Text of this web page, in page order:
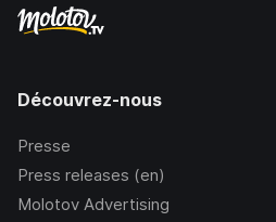
Découvrez-nous
Presse
Press releases (en)
Molotov Advertising